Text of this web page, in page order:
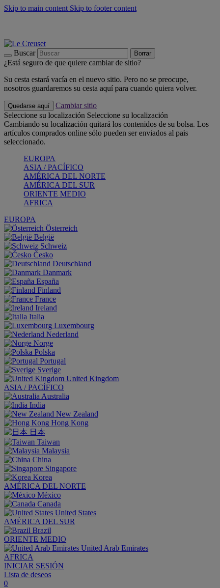
Skip to main content Skip to footer content
Buscar Borrar
¿Está seguro de que quiere cambiar de sitio?
Su cesta estará vacía en el nuevo sitio. Pero no se preocupe,
nosotros guardaremos su cesta aquí para cuando quiera volver.
Quedarse aquí
Cambiar sitio
Seleccione su localización Seleccione su localización
Cambiando su localización quitará los contenidos de su bolsa. Los
artículos comprados online sólo pueden ser enviados al pais
seleccionado.
EUROPA
ASIA / PACÍFICO
AMÉRICA DEL NORTE
AMÉRICA DEL SUR
ORIENTE MEDIO
AFRICA
EUROPA
Österreich
België
Schweiz
Česko
Deutschland
Danmark
España
Finland
France
Ireland
Italia
Luxembourg
Nederland
Norge
Polska
Portugal
Sverige
United Kingdom
ASIA / PACÍFICO
Australia
India
New Zealand
Hong Kong
日本
Taiwan
Malaysia
China
Singapore
Korea
AMÉRICA DEL NORTE
México
Canada
United States
AMÉRICA DEL SUR
Brazil
ORIENTE MEDIO
United Arab Emirates
AFRICA
INICIAR SESIÓN
Lista de deseos
0